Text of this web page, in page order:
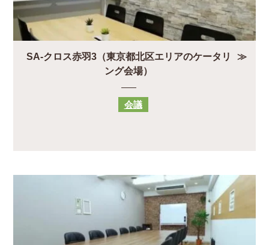
SA-クロス赤羽3（東京都北区エリアのケータリ
ング会場）
会議